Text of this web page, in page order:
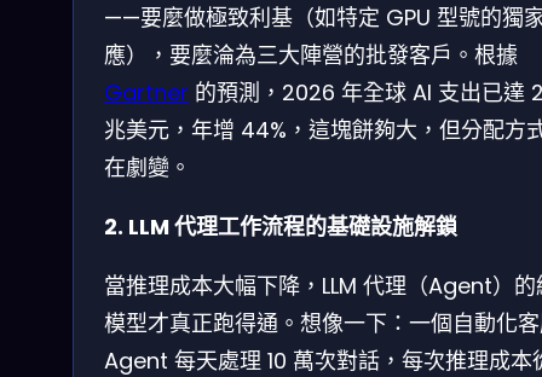
——要麼做極致利基（如特定 GPU 型號的獨
應），要麼淪為三大陣營的批發客戶。根據
Gartner 的預測，2026 年全球 AI 支出已達
兆美元，年增 44%，這塊餅夠大，但分配方
在劇變。
2. LLM 代理工作流程的基礎設施解鎖
當推理成本大幅下降，LLM 代理（Agent）的
模型才真正跑得通。想像一下：一個自動化
Agent 每天處理 10 萬次對話，每次推理成本